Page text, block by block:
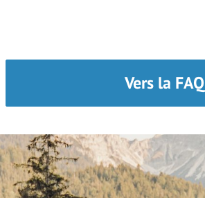
personnelles
CGV
FAQ
Vers la FAQ